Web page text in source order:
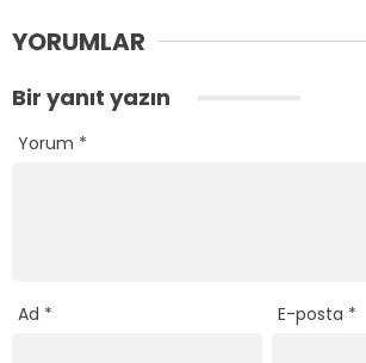
YORUMLAR
Bir yanıt yazın
Yorum *
Ad * E-posta *